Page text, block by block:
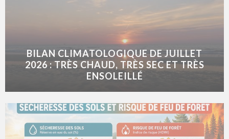
BILAN CLIMATOLOGIQUE DE JUILLET
2026 : TRÈS CHAUD, TRÈS SEC ET TRÈS
ENSOLEILLÉ